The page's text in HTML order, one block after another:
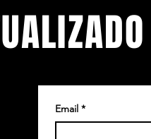
Email *